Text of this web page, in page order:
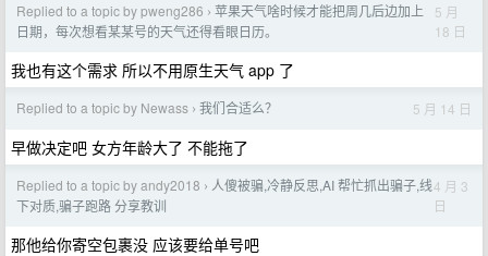
Replied to a topic by pweng286 › 苹果天气啥时候才能把周几后边加上
日期，每次想看某某号的天气还得看眼日历。
5 月
18 日
我也有这个需求 所以不用原生天气 app 了
Replied to a topic by Newass › 我们合适么？ 5 月 14 日
早做决定吧 女方年龄大了 不能拖了
Replied to a topic by andy2018 › 人傻被骗,冷静反思,AI 帮忙抓出骗子,线
下对质,骗子跑路 分享教训
4 月 3
日
那他给你寄空包裹没 应该要给单号吧